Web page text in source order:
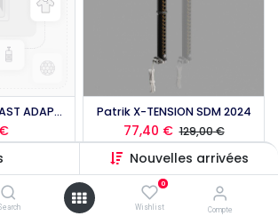
Nouvelles arrivées
0
Wishlist Compte
Neilpryde MDM MAST ADAPTOR PLASTIC 2026
€
Patrik X-TENSION SDM 2024
77,40 € 129,00€